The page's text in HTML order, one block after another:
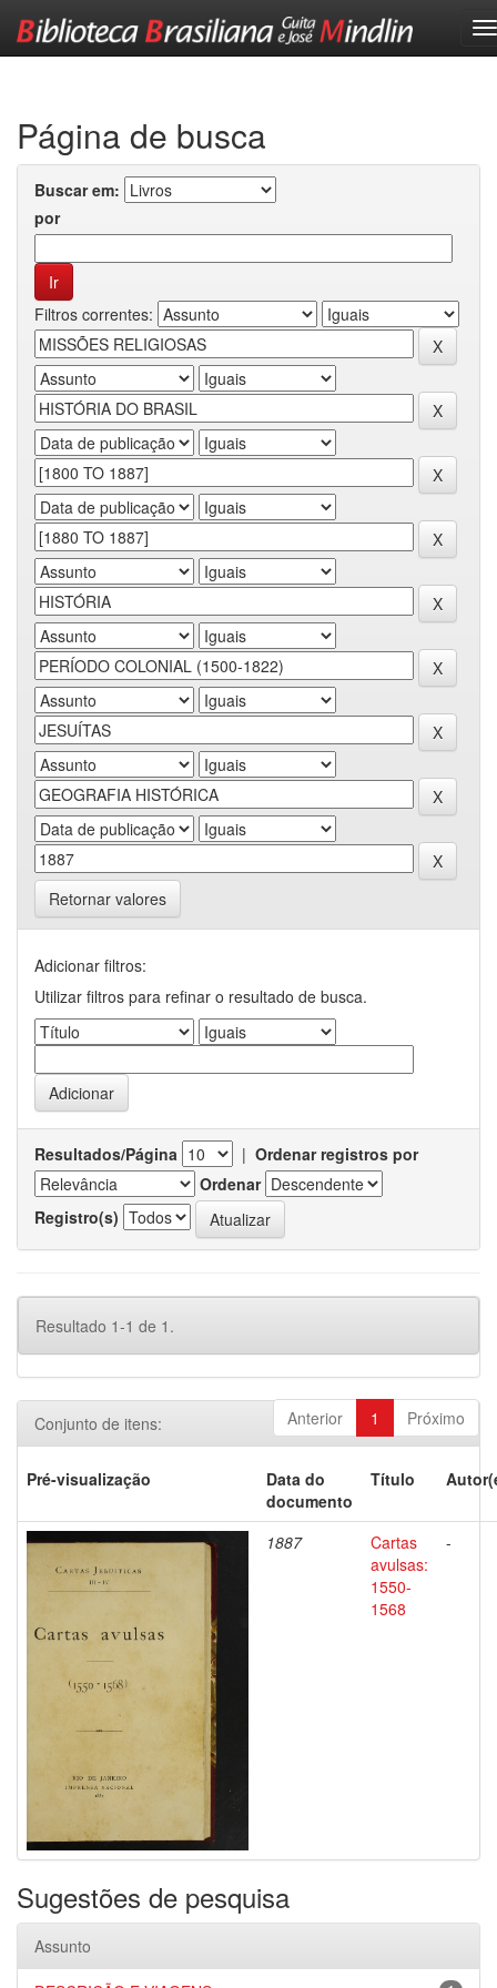
Página de busca
Buscar em:
por
Filtros correntes:
Retornar valores
Adicionar filtros:
Utilizar filtros para refinar o resultado de busca.
Resultados/Página | Ordenar registros por
Ordenar
Registro(s)
Resultado 1-1 de 1.
Anterior 1 Próximo
Conjunto de itens:
Pré-visualização
Data do
documento
Título
1887
Cartas
avulsas:
1550-
1568
-
Sugestões de pesquisa
Assunto